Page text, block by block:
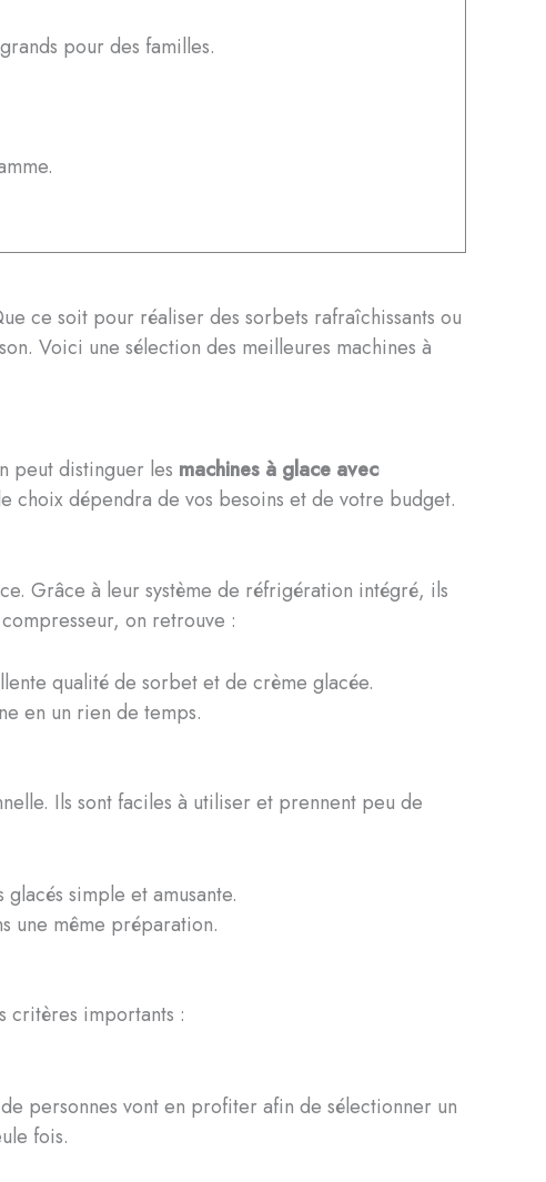
pour des familles.
ce soit pour réaliser des sorbets rafraîchissants ou
Voici une sélection des meilleures machines à
peut distinguer les machines à glace avec
choix dépendra de vos besoins et de votre budget.
Grâce à leur système de réfrigération intégré, ils
on retrouve :
qualité de sorbet et de crème glacée.
en un rien de temps.
Ils sont faciles à utiliser et prennent peu de
simple et amusante.
une même préparation.
critères importants :
personnes vont en profiter afin de sélectionner un
fois.